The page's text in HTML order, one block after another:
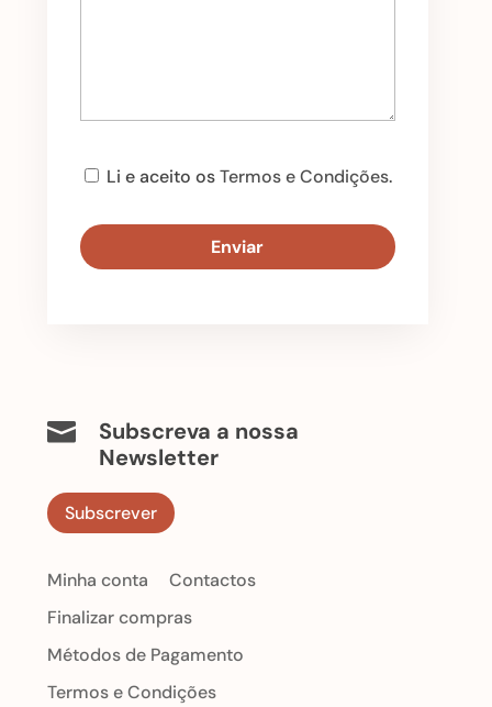
Li e aceito osTermos e Condições.

Subscreva a nossa
Newsletter
Subscrever
Minha conta
Contactos
Finalizar compras
Métodos de Pagamento
Termos e Condições